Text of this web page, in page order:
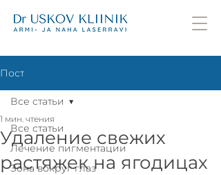
Пост
Все статьи
Лечение пигментации
Зона вокруг глаз
Все статьи
Удаление свежих
растяжек на ягодицах
1 мин. чтения